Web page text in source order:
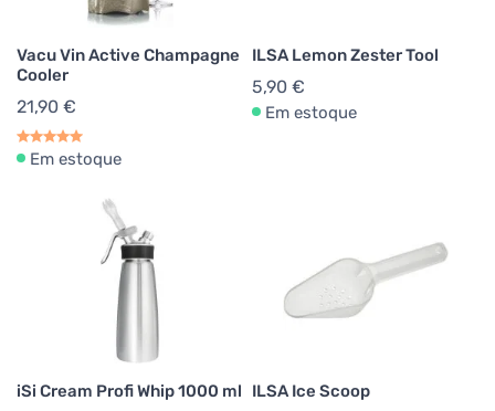
Vacu Vin Active Champagne
Cooler
21,90 €
Em estoque
ILSA Lemon Zester Tool
5,90 €
Em estoque
iSi Cream Profi Whip 1000 ml ILSA Ice Scoop